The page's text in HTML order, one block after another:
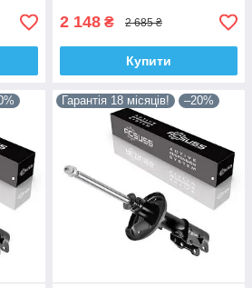
2 148 ₴ 2 685 ₴
Купити
Гарантія 18 місяців! –20%